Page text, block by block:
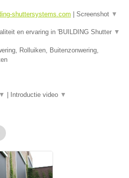
shuttersystems.com Screenshot ▼
en ervaring in 'BUILDING Shutter ▼
Rolluiken, Buitenzonwering,
▼ Introductie video ▼